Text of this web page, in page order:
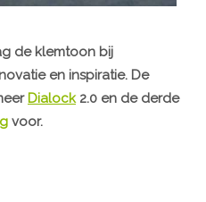
de klemtoon bij
en inspiratie. De
Dialock2.0 en de derde
voor.